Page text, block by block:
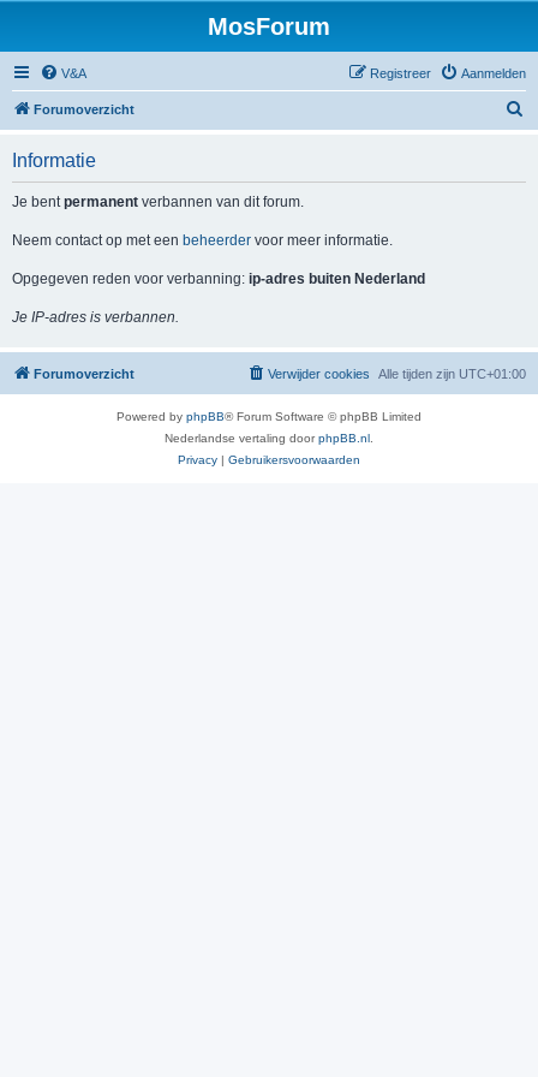
MosForum
V&A Aanmelden
Registreer
Forumoverzicht
Informatie
Je bentpermanent verbannen van dit forum.
Neem contact op met een beheerder voor meer informatie.
Opgegeven reden voor verbanning: ip-adres buiten Nederland
Je IP-adres is verbannen.
Forumoverzicht Alle tijden zijn UTC+01:00
Verwijder cookies
Powered by phpBB® Forum Software © phpBB Limited
Nederlandse vertaling doorphpBB.nl
Privacy | Gebruikersvoorwaarden